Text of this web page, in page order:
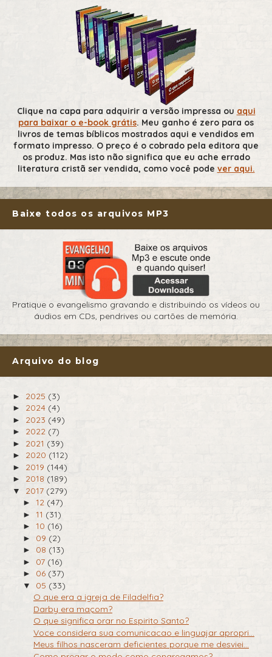
Clique na capa para adquirir a versão impressa ou aqui
para baixar o e-book grátis. Meu ganho é zero para os
livros de temas bíblicos mostrados aqui e vendidos em
formato impresso. O preço é o cobrado pela editora que
os produz. Mas isto não significa que eu ache errado
literatura cristã ser vendida, como você pode ver aqui.
Baixe todos os arquivos MP3
Pratique o evangelismo gravando e distribuindo os vídeos ou
áudios em CDs, pendrives ou cartões de memória.
Arquivo do blog
► 2025 (3)
► 2024 (4)
► 2023 (49)
► 2022 (7)
► 2021 (39)
► 2020 (112)
► 2019 (144)
► 2018 (189)
▼ 2017 (279)
► 12 (47)
► 11 (31)
► 10 (16)
► 09 (2)
► 08 (13)
► 07 (16)
► 06 (37)
▼ 05 (33)
O que era a igreja de Filadelfia?
Darby era maçom?
O que significa orar no Espirito Santo?
Voce considera sua comunicacao e linguajar apropri...
Meus filhos nasceram deficientes porque me desviei...